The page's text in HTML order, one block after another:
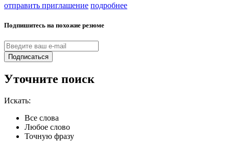
отправить приглашение подробнее
Подпишитесь на похожие резюме
Подписаться
Уточните поиск
Искать:
Все слова
Любое слово
Точную фразу